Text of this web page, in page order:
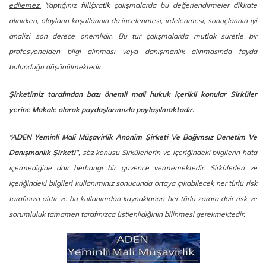
edilemez. Yaptığınız fiili/pratik çalışmalarda bu değerlendirmeler dikkate
alınırken, olayların koşullarının da incelenmesi, irdelenmesi, sonuçlarının iyi
analizi son derece önemlidir. Bu tür çalışmalarda mutlak suretle bir
profesyonelden bilgi alınması veya danışmanlık alınmasında fayda
bulunduğu düşünülmektedir.
Şirketimiz tarafından bazı önemli mali hukuk içerikli konular Sirküler
yerine Makale olarak paydaşlarımızla paylaşılmaktadır.
“ADEN Yeminli Mali Müşavirlik Anonim Şirketi Ve Bağımsız Denetim Ve
Danışmanlık Şirketi", söz konusu Sirkülerlerin ve içeriğindeki bilgilerin hata
içermediğine dair herhangi bir güvence vermemektedir. Sirkülerleri ve
içeriğindeki bilgileri kullanımınız sonucunda ortaya çıkabilecek her türlü risk
tarafınıza aittir ve bu kullanımdan kaynaklanan her türlü zarara dair risk ve
sorumluluk tamamen tarafınızca üstlenildiğinin bilinmesi gerekmektedir.